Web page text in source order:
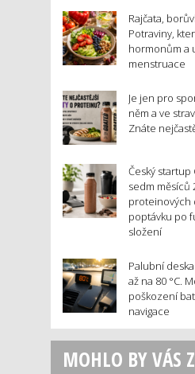
Rajčata,
Potraviny,
hormonům a
menstruace
Je jen pro
něm a ve
Znáte
Český
sedm měsíců
proteinových
poptávku po
složení
Palubní
až na 80 °C.
poškození
navigace
MOHLO BY VÁS